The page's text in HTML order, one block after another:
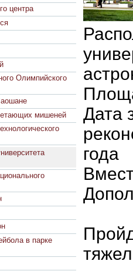
центра
Олимпийского
мишеней
в парке
Дата
года